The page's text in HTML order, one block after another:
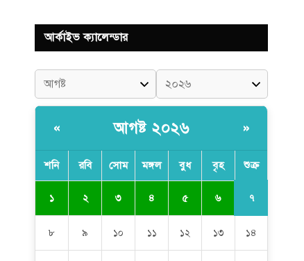
আর্কাইভ ক্যালেন্ডার
« আগষ্ট ২০২৬ »
শনি রবি সোম মঙ্গল বুধ বৃহ শুক্র
১ ২ ৩ ৪ ৫ ৬ ৭
৮ ৯ ১০ ১১ ১২ ১৩ ১৪